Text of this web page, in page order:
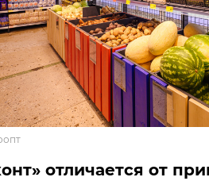
отличается от